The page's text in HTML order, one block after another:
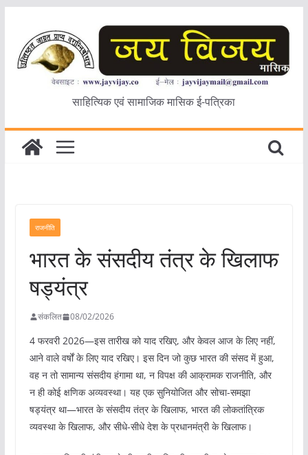
content
साहित्यिक एवं सामाजिक मासिक ई-पत्रिका
राजनीति
भारत के संसदीय तंत्र के खिलाफ
षड्यंत्र
संकलित 08/02/2026
4 फरवरी 2026—इस तारीख को याद रखिए, और केवल आज के लिए नहीं,
आने वाले वर्षों के लिए याद रखिए। इस दिन जो कुछ भारत की संसद में हुआ,
वह न तो सामान्य संसदीय हंगामा था, न विपक्ष की आक्रामक राजनीति, और
न ही कोई क्षणिक अव्यवस्था। यह एक सुनियोजित और सोचा-समझा
षड्यंत्र था—भारत के संसदीय तंत्र के खिलाफ, भारत की लोकतांत्रिक
व्यवस्था के खिलाफ, और सीधे-सीधे देश के प्रधानमंत्री के खिलाफ।